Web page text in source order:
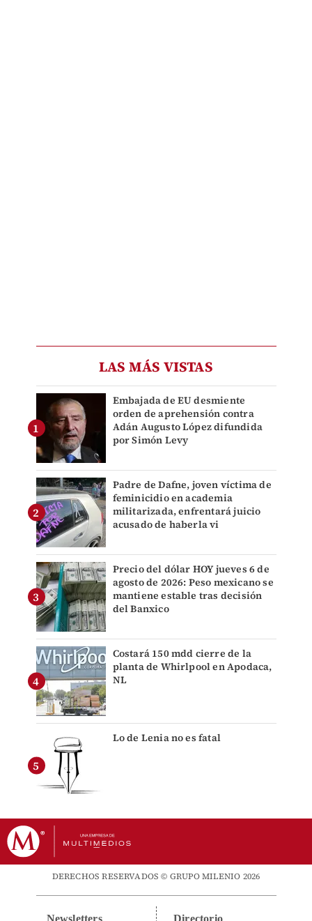
LAS MÁS VISTAS
Embajada de EU desmiente
orden de aprehensión contra
Adán Augusto López difundida
por Simón Levy
Padre de Dafne, joven víctima de
feminicidio en academia
militarizada, enfrentará juicio
acusado de haberla vi
Precio del dólar HOY jueves 6 de
agosto de 2026: Peso mexicano se
mantiene estable tras decisión
del Banxico
Costará 150 mdd cierre de la
planta de Whirlpool en Apodaca,
NL
Lo de Lenia no es fatal
DERECHOS RESERVADOS © GRUPO MILENIO 2026
Newsletters Directorio